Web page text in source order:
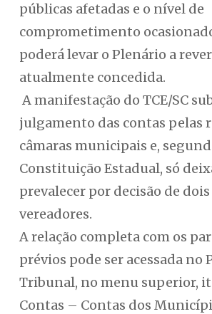
públicas afetadas e o nível de
comprometimento
poderá levar o Plenário a
atualmente concedida.
A manifestação do TCE/SC
julgamento das contas pelas
câmaras municipais e,
Constituição Estadual, só
prevalecer por decisão de
vereadores.
A relação completa com os
prévios pode ser acessada no
Tribunal, no menu superior,
Contas – Contas dos